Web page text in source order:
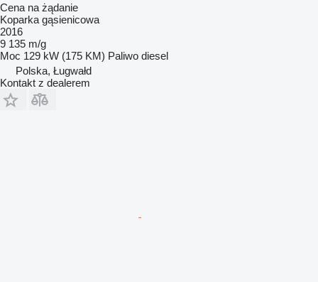
Cena na żądanie
Koparka gąsienicowa
2016
9 135 m/g
Moc 129 kW (175 KM) Paliwo diesel
Polska, Ługwałd
Kontakt z dealerem